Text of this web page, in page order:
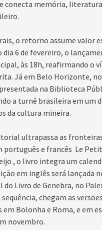
conecta memória,
o retorno assume valor
dia 6 de fevereiro, o
às 18h, reafirmando o
Já em Belo Horizonte,
na Biblioteca
a turnê brasileira em um
da cultura mineira.
ultrapassa as
português e francês Le
, o livro integra um
em inglês será lançada
Livro de Genebra, no
sequência, chegam as
Bolonha e Roma, e em
novembro.